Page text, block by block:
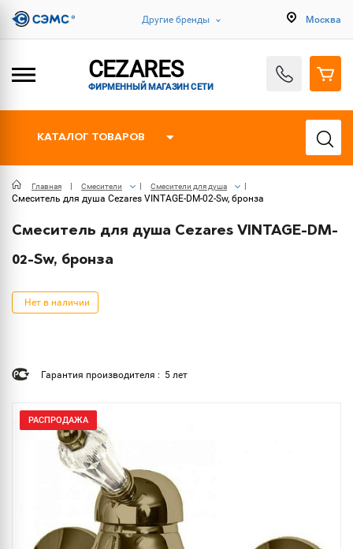
Другие бренды Москва
CEZARES
ФИРМЕННЫЙ МАГАЗИН СЕТИ
КАТАЛОГ ТОВАРОВ
Главная Смесители Смесители для душа
Смеситель для душа Cezares VINTAGE-DM-02-Sw, бронза
Смеситель для душа Cezares VINTAGE-DM-
02-Sw, бронза
Нет в наличии
Гарантия производителя : 5 лет
РАСПРОДАЖА